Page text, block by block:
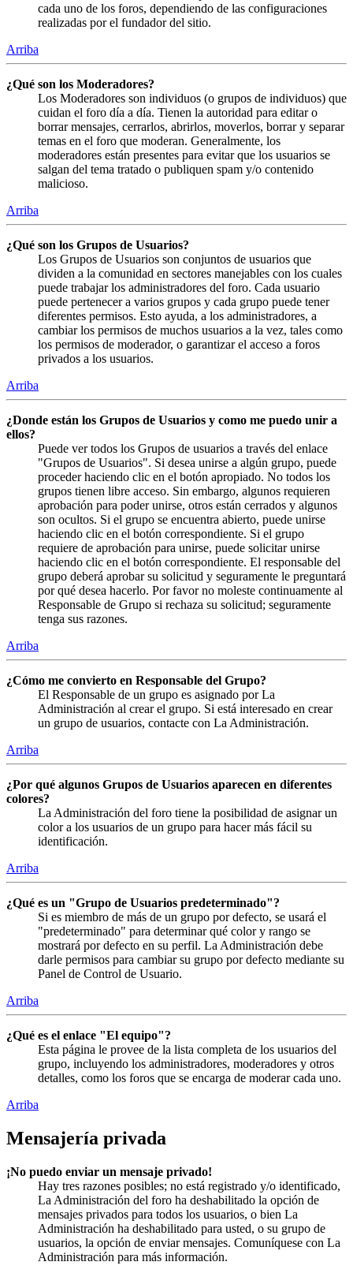
cada uno de los foros, dependiendo de las configuraciones
realizadas por el fundador del sitio.
Arriba
¿Qué son los Moderadores?
Los Moderadores son individuos (o grupos de individuos) que
cuidan el foro día a día. Tienen la autoridad para editar o
borrar mensajes, cerrarlos, abrirlos, moverlos, borrar y separar
temas en el foro que moderan. Generalmente, los
moderadores están presentes para evitar que los usuarios se
salgan del tema tratado o publiquen spam y/o contenido
malicioso.
Arriba
¿Qué son los Grupos de Usuarios?
Los Grupos de Usuarios son conjuntos de usuarios que
dividen a la comunidad en sectores manejables con los cuales
puede trabajar los administradores del foro. Cada usuario
puede pertenecer a varios grupos y cada grupo puede tener
diferentes permisos. Esto ayuda, a los administradores, a
cambiar los permisos de muchos usuarios a la vez, tales como
los permisos de moderador, o garantizar el acceso a foros
privados a los usuarios.
Arriba
¿Donde están los Grupos de Usuarios y como me puedo unir a
ellos?
Puede ver todos los Grupos de usuarios a través del enlace
"Grupos de Usuarios". Si desea unirse a algún grupo, puede
proceder haciendo clic en el botón apropiado. No todos los
grupos tienen libre acceso. Sin embargo, algunos requieren
aprobación para poder unirse, otros están cerrados y algunos
son ocultos. Si el grupo se encuentra abierto, puede unirse
haciendo clic en el botón correspondiente. Si el grupo
requiere de aprobación para unirse, puede solicitar unirse
haciendo clic en el botón correspondiente. El responsable del
grupo deberá aprobar su solicitud y seguramente le preguntará
por qué desea hacerlo. Por favor no moleste continuamente al
Responsable de Grupo si rechaza su solicitud; seguramente
tenga sus razones.
Arriba
¿Cómo me convierto en Responsable del Grupo?
El Responsable de un grupo es asignado por La
Administración al crear el grupo. Si está interesado en crear
un grupo de usuarios, contacte con La Administración.
Arriba
¿Por qué algunos Grupos de Usuarios aparecen en diferentes
colores?
La Administración del foro tiene la posibilidad de asignar un
color a los usuarios de un grupo para hacer más fácil su
identificación.
Arriba
¿Qué es un "Grupo de Usuarios predeterminado"?
Si es miembro de más de un grupo por defecto, se usará el
"predeterminado" para determinar qué color y rango se
mostrará por defecto en su perfil. La Administración debe
darle permisos para cambiar su grupo por defecto mediante su
Panel de Control de Usuario.
Arriba
¿Qué es el enlace "El equipo"?
Esta página le provee de la lista completa de los usuarios del
grupo, incluyendo los administradores, moderadores y otros
detalles, como los foros que se encarga de moderar cada uno.
Arriba
Mensajería privada
¡No puedo enviar un mensaje privado!
Hay tres razones posibles; no está registrado y/o identificado,
La Administración del foro ha deshabilitado la opción de
mensajes privados para todos los usuarios, o bien La
Administración ha deshabilitado para usted, o su grupo de
usuarios, la opción de enviar mensajes. Comuníquese con La
Administración para más información.